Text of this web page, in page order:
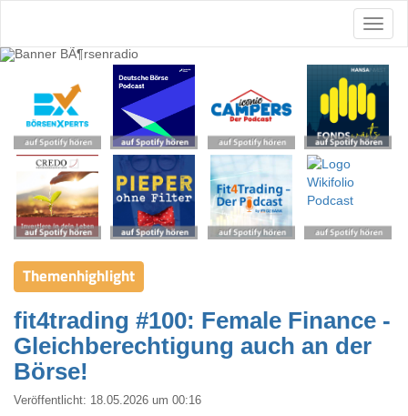
Themenhighlight
fit4trading #100: Female Finance -
Gleichberechtigung auch an der
Börse!
Veröffentlicht: 18.05.2026 um 00:16